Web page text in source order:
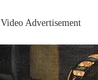
Video Advertisement